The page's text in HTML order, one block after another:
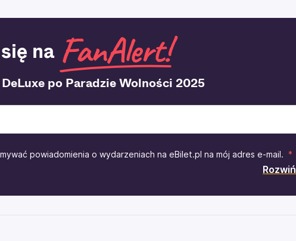
na
po Paradzie Wolności 2025
powiadomienia o wydarzeniach na eBilet.pl na mój adres e-mail.
Rozwiń